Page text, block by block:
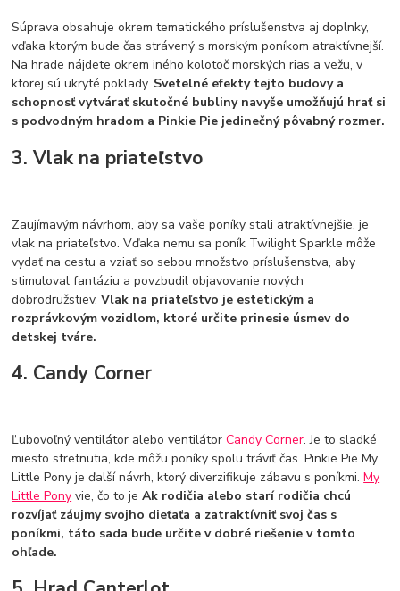
Súprava obsahuje okrem tematického príslušenstva aj doplnky,
vďaka ktorým bude čas strávený s morským poníkom atraktívnejší.
Na hrade nájdete okrem iného kolotoč morských rias a vežu, v
ktorej sú ukryté poklady. Svetelné efekty tejto budovy a
schopnosť vytvárať skutočné bubliny navyše umožňujú hrať si
s podvodným hradom a Pinkie Pie jedinečný pôvabný rozmer.
3. Vlak na priateľstvo
Zaujímavým návrhom, aby sa vaše poníky stali atraktívnejšie, je
vlak na priateľstvo. Vďaka nemu sa poník Twilight Sparkle môže
vydať na cestu a vziať so sebou množstvo príslušenstva, aby
stimuloval fantáziu a povzbudil objavovanie nových
dobrodružstiev.Vlak na priateľstvo je estetickým a
rozprávkovým vozidlom, ktoré určite prinesie úsmev do
detskej tváre.
4. Candy Corner
Ľubovoľný ventilátor alebo ventilátorCandy Corner. Je to sladké
miesto stretnutia, kde môžu poníky spolu tráviť čas. Pinkie Pie My
Little Pony je ďalší návrh, ktorý diverzifikuje zábavu s poníkmi.My
Little Pony vie, čo to jeAk rodičia alebo starí rodičia chcú
rozvíjať záujmy svojho dieťaťa a zatraktívniť svoj čas s
poníkmi, táto sada bude určite v dobré riešenie v tomto
ohľade.